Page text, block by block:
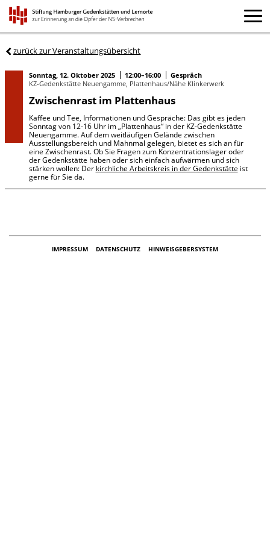
zurück zur Veranstaltungsübersicht
Sonntag, 12. Oktober 2025 12:00–16:00
Gespräch
KZ-Gedenkstätte Neuengamme, Plattenhaus/Nähe Klinkerwerk
Zwischenrast im Plattenhaus
Kaffee und Tee, Informationen und Gespräche: Das gibt es jeden
Sonntag von 12-16 Uhr im „Plattenhaus“ in der KZ-Gedenkstätte
Neuengamme. Auf dem weitläufigen Gelände zwischen
Ausstellungsbereich und Mahnmal gelegen, bietet es sich an für
eine Zwischenrast. Ob Sie Fragen zum Konzentrationslager oder
der Gedenkstätte haben oder sich einfach aufwärmen und sich
stärken wollen: Der kirchliche Arbeitskreis in der Gedenkstätte ist
gerne für Sie da.
IMPRESSUM DATENSCHUTZ HINWEISGEBERSYSTEM